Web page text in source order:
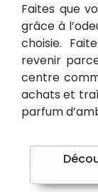
Faites que
grâce à
choisie.
revenir
centre
achats et
parfum